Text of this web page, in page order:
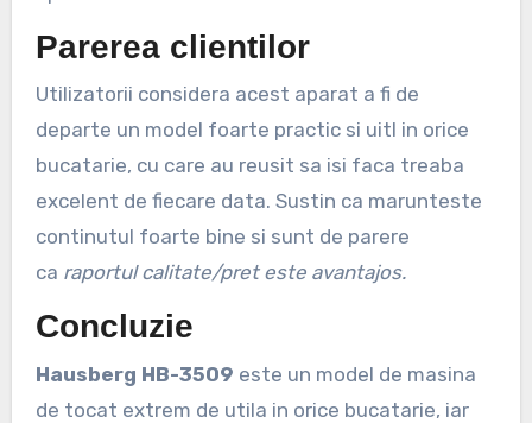
Parerea clientilor
Utilizatorii considera acest aparat a fi de
departe un model foarte practic si uitl in orice
bucatarie, cu care au reusit sa isi faca treaba
excelent de fiecare data. Sustin ca marunteste
continutul foarte bine si sunt de parere
ca raportul calitate/pret este avantajos.
Concluzie
Hausberg HB-3509 este un model de masina
de tocat extrem de utila in orice bucatarie, iar